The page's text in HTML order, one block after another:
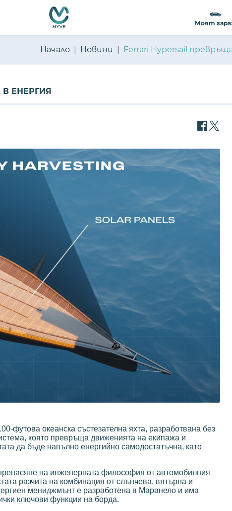
Моят
Начало Новини Ferrari Hypersail
В ЕНЕРГИЯ
футова океанска състезателна яхта, разработвана без
която превръща движенията на екипажа и
да бъде напълно енергийно самодостатъчна, като
на инженерната философия от автомобилния
разчита на комбинация от слънчева, вятърна и
мениджмънт е разработена в Маранело и има
ключови функции на борда.